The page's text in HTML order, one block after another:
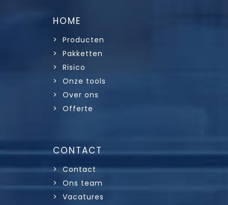
HOME
> Producten
> Pakketten
> Risico
> Onze tools
> Over ons
> Offerte
CONTACT
> Contact
> Ons team
> Vacatures